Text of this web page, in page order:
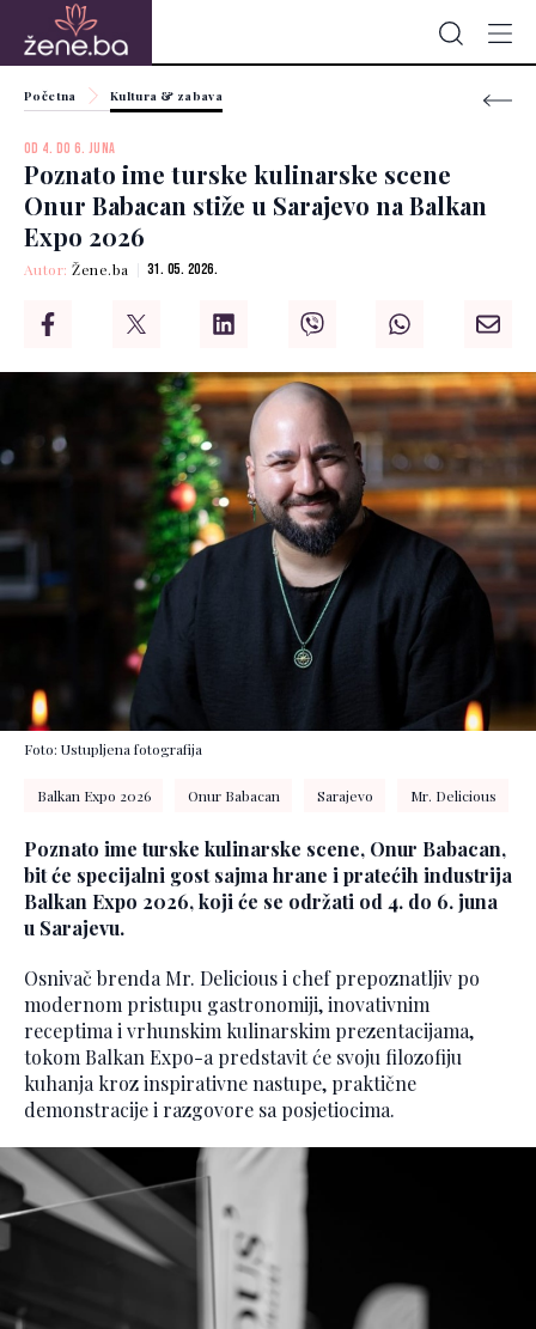
Početna Kultura & zabava
OD 4. DO 6. JUNA
Poznato ime turske kulinarske scene
Onur Babacan stiže u Sarajevo na Balkan
Expo 2026
Autor:Žene.ba 31. 05. 2026.
Foto: Ustupljena fotografija
Balkan Expo 2026 Onur Babacan Sarajevo Mr. Delicious
Poznato ime turske kulinarske scene, Onur Babacan,
bit će specijalni gost sajma hrane i pratećih industrija
Balkan Expo 2026, koji će se održati od 4. do 6. juna
u Sarajevu.
Osnivač brenda Mr. Delicious i chef prepoznatljiv po
modernom pristupu gastronomiji, inovativnim
receptima i vrhunskim kulinarskim prezentacijama,
tokom Balkan Expo-a predstavit će svoju filozofiju
kuhanja kroz inspirativne nastupe, praktične
demonstracije i razgovore sa posjetiocima.